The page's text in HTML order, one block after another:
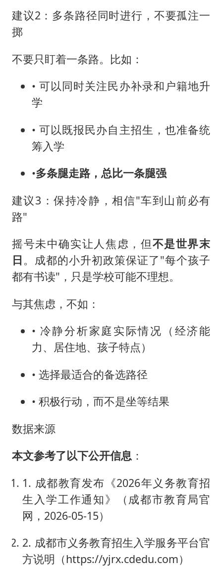
建议2：多条路径同时进行，不要孤注一
掷
不要只盯着一条路。比如：
• 可以同时关注民办补录和户籍地升
学
• 可以既报民办自主招生，也准备统
筹入学
•多条腿走路，总比一条腿强
建议3：保持冷静，相信"车到山前必有
路"
摇号未中确实让人焦虑，但不是世界末
日 。成都的小升初政策保证了"每个孩子
都有书读"，只是学校可能不理想。
与其焦虑，不如：
• 冷静分析家庭实际情况（经济能
力、居住地、孩子特点）
• 选择最适合的备选路径
• 积极行动，而不是坐等结果
数据来源
本文参考了以下公开信息：
1. 成都教育发布《2026年义务教育招
生入学工作通知》（成都市教育局官
网，2026-05-15）
2. 成都市义务教育招生入学服务平台官
方说明（https://yjrx.cdedu.com）